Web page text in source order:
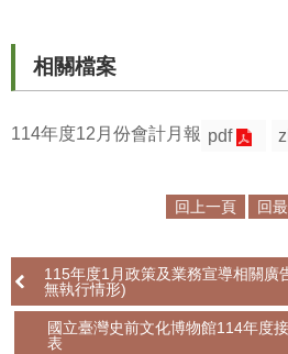
消
學
習
相關檔案
114年度12月份會計月報 pdf
回上一頁 回
115年度1月政策及業務宣導相關廣
無執行情形)
國立臺灣史前文化博物館114年度
表